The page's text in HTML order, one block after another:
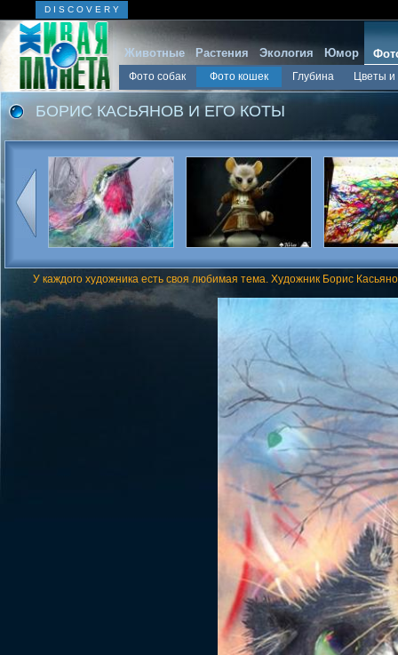
D I S C O V E R Y
Животные Растения Экология Юмор
Фото собак Фото кошек Глубина Цветы и
БОРИС КАСЬЯНОВ И ЕГО КОТЫ
У каждого художника есть своя любимая тема. Художник Борис